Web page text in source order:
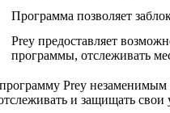
Программа позволяет
Prey предоставляет
программы, отслеживать
Prey
и защищать свои